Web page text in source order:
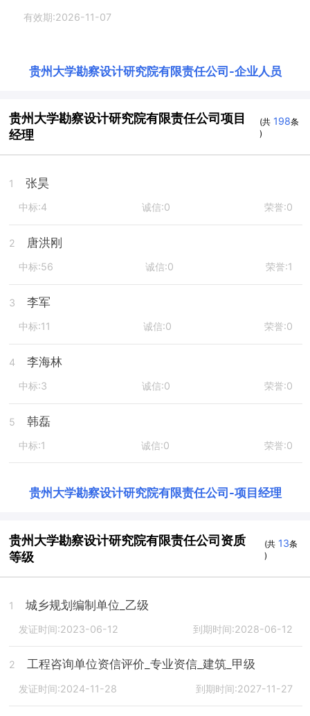
有效期:2026-11-07
贵州大学勘察设计研究院有限责任公司 -企业人员
贵州大学勘察设计研究院有限责任公司项目
经理
(共 198条
)
1 张昊
中标:4 诚信:0 荣誉:0
2 唐洪刚
中标:56 诚信:0 荣誉:1
3 李军
中标:11 诚信:0 荣誉:0
4 李海林
中标:3 诚信:0 荣誉:0
5 韩磊
中标:1 诚信:0 荣誉:0
贵州大学勘察设计研究院有限责任公司 -项目经理
贵州大学勘察设计研究院有限责任公司资质
等级
(共 13条
)
1 城乡规划编制单位_乙级
发证时间:2023-06-12 到期时间:2028-06-12
2 工程咨询单位资信评价_专业资信_建筑_甲级
发证时间:2024-11-28 到期时间:2027-11-27